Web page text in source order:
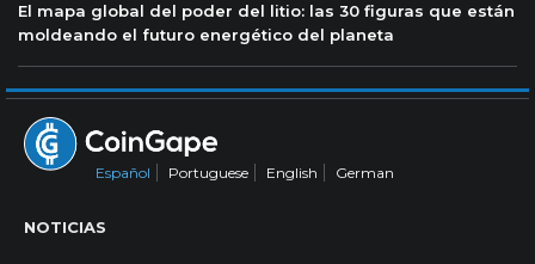
El mapa global del poder del litio: las 30 figuras que están
moldeando el futuro energético del planeta
Español Portuguese English German
NOTICIAS